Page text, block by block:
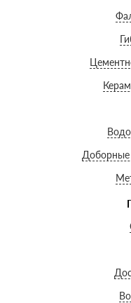
Доборные